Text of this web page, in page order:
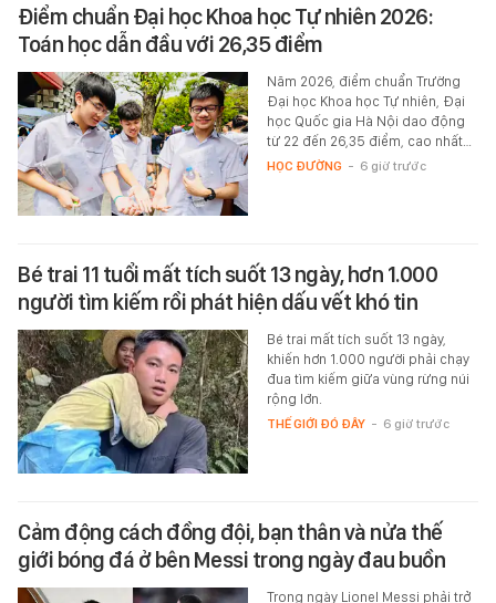
Điểm chuẩn Đại học Khoa học Tự nhiên 2026:
Toán học dẫn đầu với 26,35 điểm
Năm 2026, điểm chuẩn Trường
Đại học Khoa học Tự nhiên, Đại
học Quốc gia Hà Nội dao động
từ 22 đến 26,35 điểm, cao nhất…
HỌC ĐƯỜNG - 6 giờ trước
Bé trai 11 tuổi mất tích suốt 13 ngày, hơn 1.000
người tìm kiếm rồi phát hiện dấu vết khó tin
Bé trai mất tích suốt 13 ngày,
khiến hơn 1.000 người phải chạy
đua tìm kiếm giữa vùng rừng núi
rộng lớn.
THẾ GIỚI ĐÓ ĐÂY - 6 giờ trước
Cảm động cách đồng đội, bạn thân và nửa thế
giới bóng đá ở bên Messi trong ngày đau buồn
Trong ngày Lionel Messi phải trở